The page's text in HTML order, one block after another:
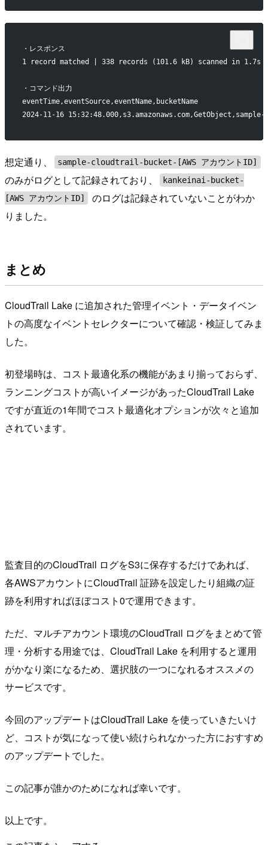
・レスポンス
1 record matched | 338 records (101.6 kB) scanned in 1.7s
・コマンド出力
eventTime,eventSource,eventName,bucketName
2024-11-16
想定通り、 sample-cloudtrail-bucket-[AWS アカウントID]
のみがログとして記録されており、
kankeinai-bucket-
[AWS アカウントID]
のログは記録されていないことがわか
りました。
まとめ
CloudTrail Lake に追加された管理イベント・データイベン
トの高度なイベントセレクターについて確認・検証してみま
した。
初登場時は、コスト最適化系の機能があまり揃っておらず、
ランニングコストが高いイメージがあったCloudTrail Lake
ですが直近の1年間でコスト最適化オプションが次々と追加
されています。
監査目的のCloudTrail ログをS3に保存するだけであれば、
各AWSアカウントにCloudTrail 証跡を設定したり組織の証
跡を利用すればほぼコスト0で運用できます。
ただ、マルチアカウント環境のCloudTrail ログをまとめて管
理・分析する用途では、CloudTrail Lake を利用すると運用
がかなり楽になるため、選択肢の一つになれるオススメの
サービスです。
今回のアップデートはCloudTrail Lake を使っていきたいけ
ど、コストが気になって使い続けられなかった方におすすめ
のアップデートでした。
この記事が誰かのためになれば幸いです。
以上です。